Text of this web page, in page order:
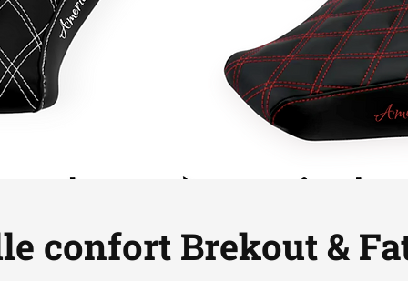
confort Brekout &